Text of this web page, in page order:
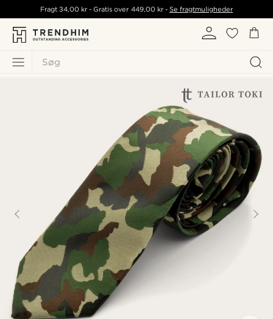
Søg
Fragt34,00 kr - Gratis over 449,00 kr- Se fragtmuligheder